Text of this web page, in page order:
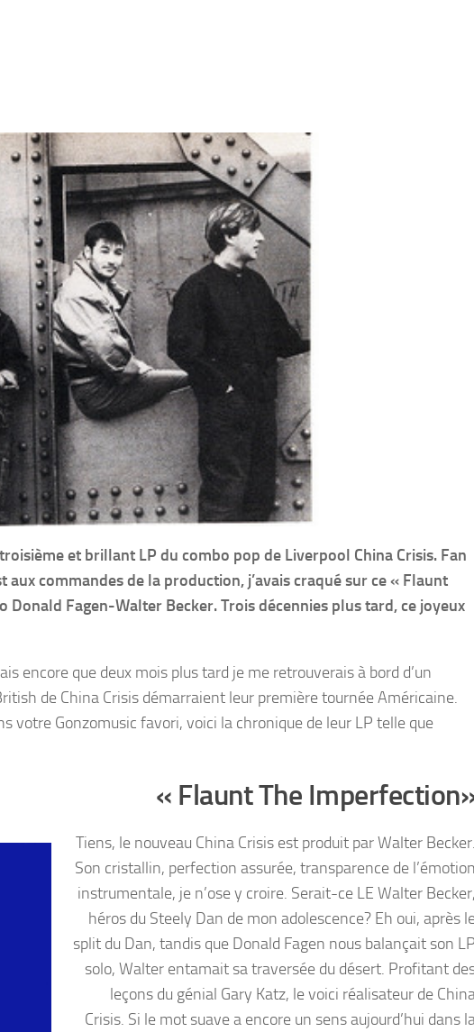
et brillant LP du combo pop de Liverpool China Crisis. Fan
commandes de la production, j’avais craqué sur ce « Flaunt
Fagen-Walter Becker. Trois décennies plus tard, ce joyeux
encore que deux mois plus tard je me retrouverais à bord d’un
de China Crisis démarraient leur première tournée Américaine.
votre Gonzomusic favori, voici la chronique de leur LP telle que
« Flaunt The
Tiens, le nouveau China Crisis est produit par Walter Becker.
Son cristallin, perfection assurée, transparence de l’émotion
instrumentale, je n’ose y croire. Serait-ce LE Walter Becker,
héros du Steely Dan de mon adolescence? Eh oui, après
split du Dan, tandis que Donald Fagen nous balançait son LP
solo, Walter entamait sa traversée du désert. Profitant
leçons du génial Gary Katz, le voici réalisateur de
Crisis. Si le mot suave a encore un sens aujourd’hui dans